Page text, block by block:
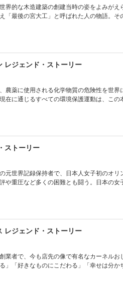
界的な木造建築の創建当時の姿をよみが
「最後の宮大工」と呼ばれた人の物語。
レジェンド・ストーリー
農薬に使用される化学物質の危険性を世
在に通じるすべての環境保護運動は、この
ストーリー
元世界記録保持者で、日本人女子初のオ
や重圧など多くの困難とも闘う。日本の
レジェンド・ストーリー
業者で、今も店先の像で有名なカーネル
」「好きなものにこだわる」「幸せは分